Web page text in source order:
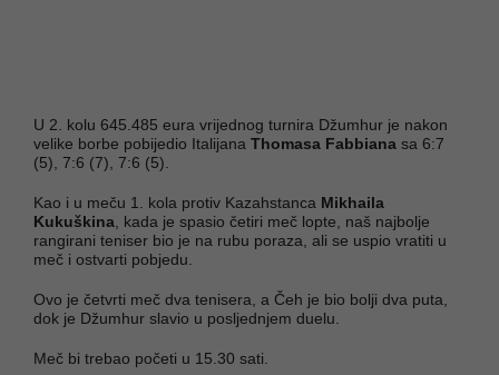
U 2. kolu 645.485 eura vrijednog turnira Džumhur je nakon
velike borbe pobijedio Italijana Thomasa Fabbiana sa 6:7
(5), 7:6 (7), 7:6 (5).
Kao i u meču 1. kola protiv Kazahstanca Mikhaila
Kukuškina , kada je spasio četiri meč lopte, naš najbolje
rangirani teniser bio je na rubu poraza, ali se uspio vratiti u
meč i ostvarti pobjedu.
Ovo je četvrti meč dva tenisera, a Čeh je bio bolji dva puta,
dok je Džumhur slavio u posljednjem duelu.
Meč bi trebao početi u 15.30 sati.